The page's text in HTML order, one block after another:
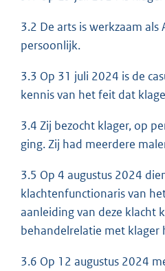
3.2 De arts is werkzaam
persoonlijk.
3.3 Op 31 juli 2024 is de
kennis van het feit dat
3.4 Zij bezocht klager, op
ging. Zij had meerdere
3.5 Op 4 augustus 2024
klachtenfunctionaris van
aanleiding van deze klacht
behandelrelatie met klager
3.6 Op 12 augustus 2024